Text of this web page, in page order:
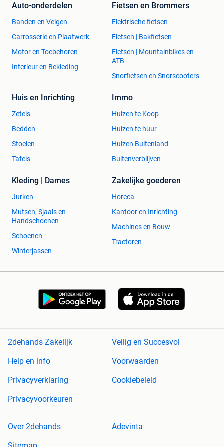
Auto-onderdelen
Banden en Velgen
Carrosserie en Plaatwerk
Motor en Toebehoren
Interieur en Bekleding
Fietsen en Brommers
Elektrische fietsen
Fietsen | Bakfietsen
Fietsen | Mountainbikes en
ATB
Snorfietsen en Snorscooters
Huis en Inrichting
Zetels
Bedden
Stoelen
Tafels
Immo
Huizen te Koop
Huizen te huur
Huizen Buitenland
Buitenverblijven
Kleding | Dames
Jurken
Mutsen, Sjaals en
Handschoenen
Schoenen
Winterjassen
Zakelijke goederen
Horeca
Kantoor en Inrichting
Machines en Bouw
Tractoren
2dehands Zakelijk
Veilig en Succesvol
Help en info
Voorwaarden
Privacyverklaring
Cookiebeleid
Privacyvoorkeuren
Over 2dehands
Adevinta